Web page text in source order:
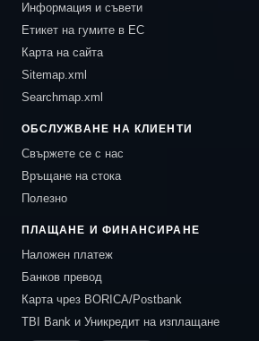
Информация и съвети
Етикет на гумите в ЕС
Карта на сайта
Sitemap.xml
Searchmap.xml
ОБСЛУЖВАНЕ НА КЛИЕНТИ
Свържете се с нас
Връщане на стока
Полезно
ПЛАЩАНЕ И ФИНАНСИРАНЕ
Наложен платеж
Банков превод
Карта чрез BORICA/Postbank
TBI Bank и Уникредит на изплащане